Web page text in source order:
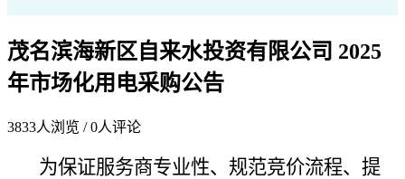
茂名滨海新区自来水投资有限公司 2025
年市场化用电采购公告
3833人浏览 /0人评论
为保证服务商专业性、规范竞价流程、提